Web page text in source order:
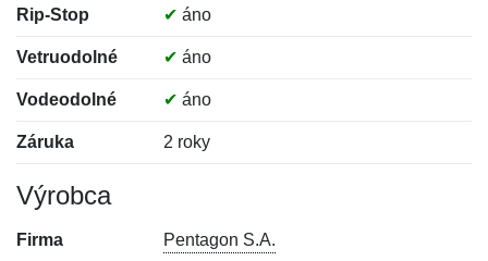
Rip-Stop ✔ áno
Vetruodolné ✔ áno
Vodeodolné ✔ áno
Záruka 2 roky
Výrobca
Firma Pentagon S.A.